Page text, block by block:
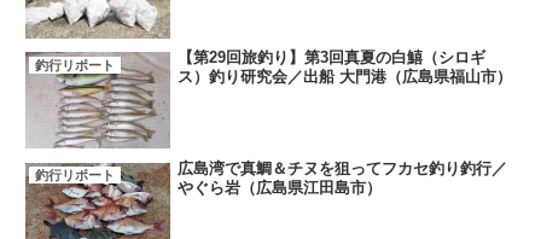
釣行リポート
【第29回旅釣り】第3回真夏の白鱚（シロギ
ス）釣り研究会／出船 大門港（広島県福山市）
釣行リポート
広島湾で真鯛＆チヌを狙ってフカセ釣り釣行／
やぐら岩（広島県江田島市）